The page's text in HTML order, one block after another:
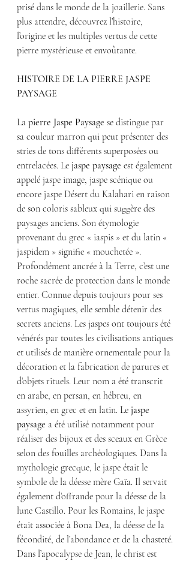
prisé dans le monde de la joaillerie. Sans
plus attendre, découvrez l’histoire,
l’origine et les multiples vertus de cette
pierre mystérieuse et envoûtante.
HISTOIRE DE LA PIERRE JASPE
PAYSAGE
La pierre Jaspe Paysage se distingue par
sa couleur marron qui peut présenter des
stries de tons différents superposées ou
entrelacées. Le jaspe paysage est également
appelé jaspe image, jaspe scénique ou
encore jaspe Désert du Kalahari en raison
de son coloris sableux qui suggère des
paysages anciens. Son étymologie
provenant du grec « iaspis » et du latin «
jaspidem » signifie « mouchetée ».
Profondément ancrée à la Terre, c’est une
roche sacrée de protection dans le monde
entier. Connue depuis toujours pour ses
vertus magiques, elle semble détenir des
secrets anciens. Les jaspes ont toujours été
vénérés par toutes les civilisations antiques
et utilisés de manière ornementale pour la
décoration et la fabrication de parures et
d’objets rituels. Leur nom a été transcrit
en arabe, en persan, en hébreu, en
assyrien, en grec et en latin. Le jaspe
paysage a été utilisé notamment pour
réaliser des bijoux et des sceaux en Grèce
selon des fouilles archéologiques. Dans la
mythologie grecque, le jaspe était le
symbole de la déesse mère Gaïa. Il servait
également d’offrande pour la déesse de la
lune Castillo. Pour les Romains, le jaspe
était associée à Bona Dea, la déesse de la
fécondité, de l’abondance et de la chasteté.
Dans l’apocalypse de Jean, le christ est